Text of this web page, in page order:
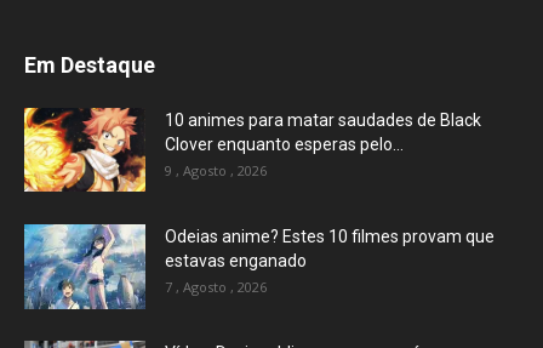
Em Destaque
10 animes para matar saudades de Black
Clover enquanto esperas pelo...
9 , Agosto , 2026
Odeias anime? Estes 10 filmes provam que
estavas enganado
7 , Agosto , 2026